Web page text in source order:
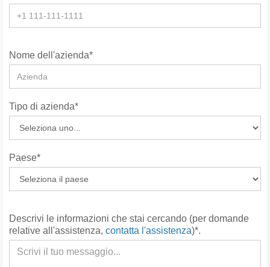
Nome dell'azienda*
Tipo di azienda*
Paese*
Descrivi le informazioni che stai cercando (per domande
relative all'assistenza, contatta l'assistenza)*.